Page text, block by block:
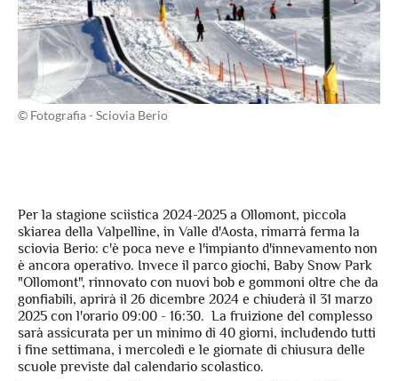
© Fotografia - Sciovia Berio
Per la stagione sciistica 2024-2025 a Ollomont, piccola
skiarea della Valpelline, in Valle d'Aosta, rimarrà ferma la
sciovia Berio: c'è poca neve e l'impianto d'innevamento non
è ancora operativo. Invece il parco giochi, Baby Snow Park
"Ollomont", rinnovato con nuovi bob e gommoni oltre che da
gonfiabili, aprirà il 26 dicembre 2024 e chiuderà il 31 marzo
2025 con l'orario 09:00 - 16:30. La fruizione del complesso
sarà assicurata per un minimo di 40 giorni, includendo tutti
i fine settimana, i mercoledì e le giornate di chiusura delle
scuole previste dal calendario scolastico.